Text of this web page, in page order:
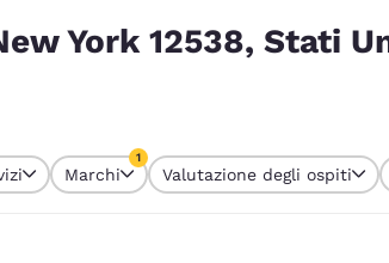
Latin America
York 12538, Stati
selezionato
Marchi
1
Valutazione degli ospiti